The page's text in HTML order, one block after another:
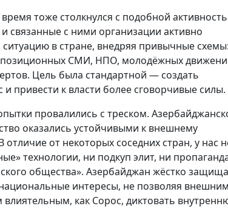
тоже столкнулся с подобной
связанные с ними организации активно
ситуацию в стране, внедряя привычные схемы:
СМИ, НПО, молодёжных
Цель была стандартной — создать
привести к власти более сговорчивые силы.
провалились с треском.
оказались устойчивыми к внешнему
от некоторых соседних стран, у нас
технологии, ни подкуп элит, ни
общества». Азербайджан жёстко
интересы, не позволяя внешним
влиятельным, как Сорос, диктовать